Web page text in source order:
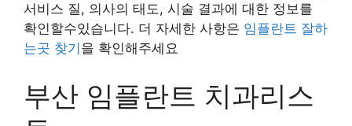
서비스 질, 의사의 태도, 시술 결과에 대한 정보를
확인할수있습니다. 더 자세한 사항은 임플란트 잘하
는곳 찾기 을 확인해주세요
부산 임플란트 치과리스